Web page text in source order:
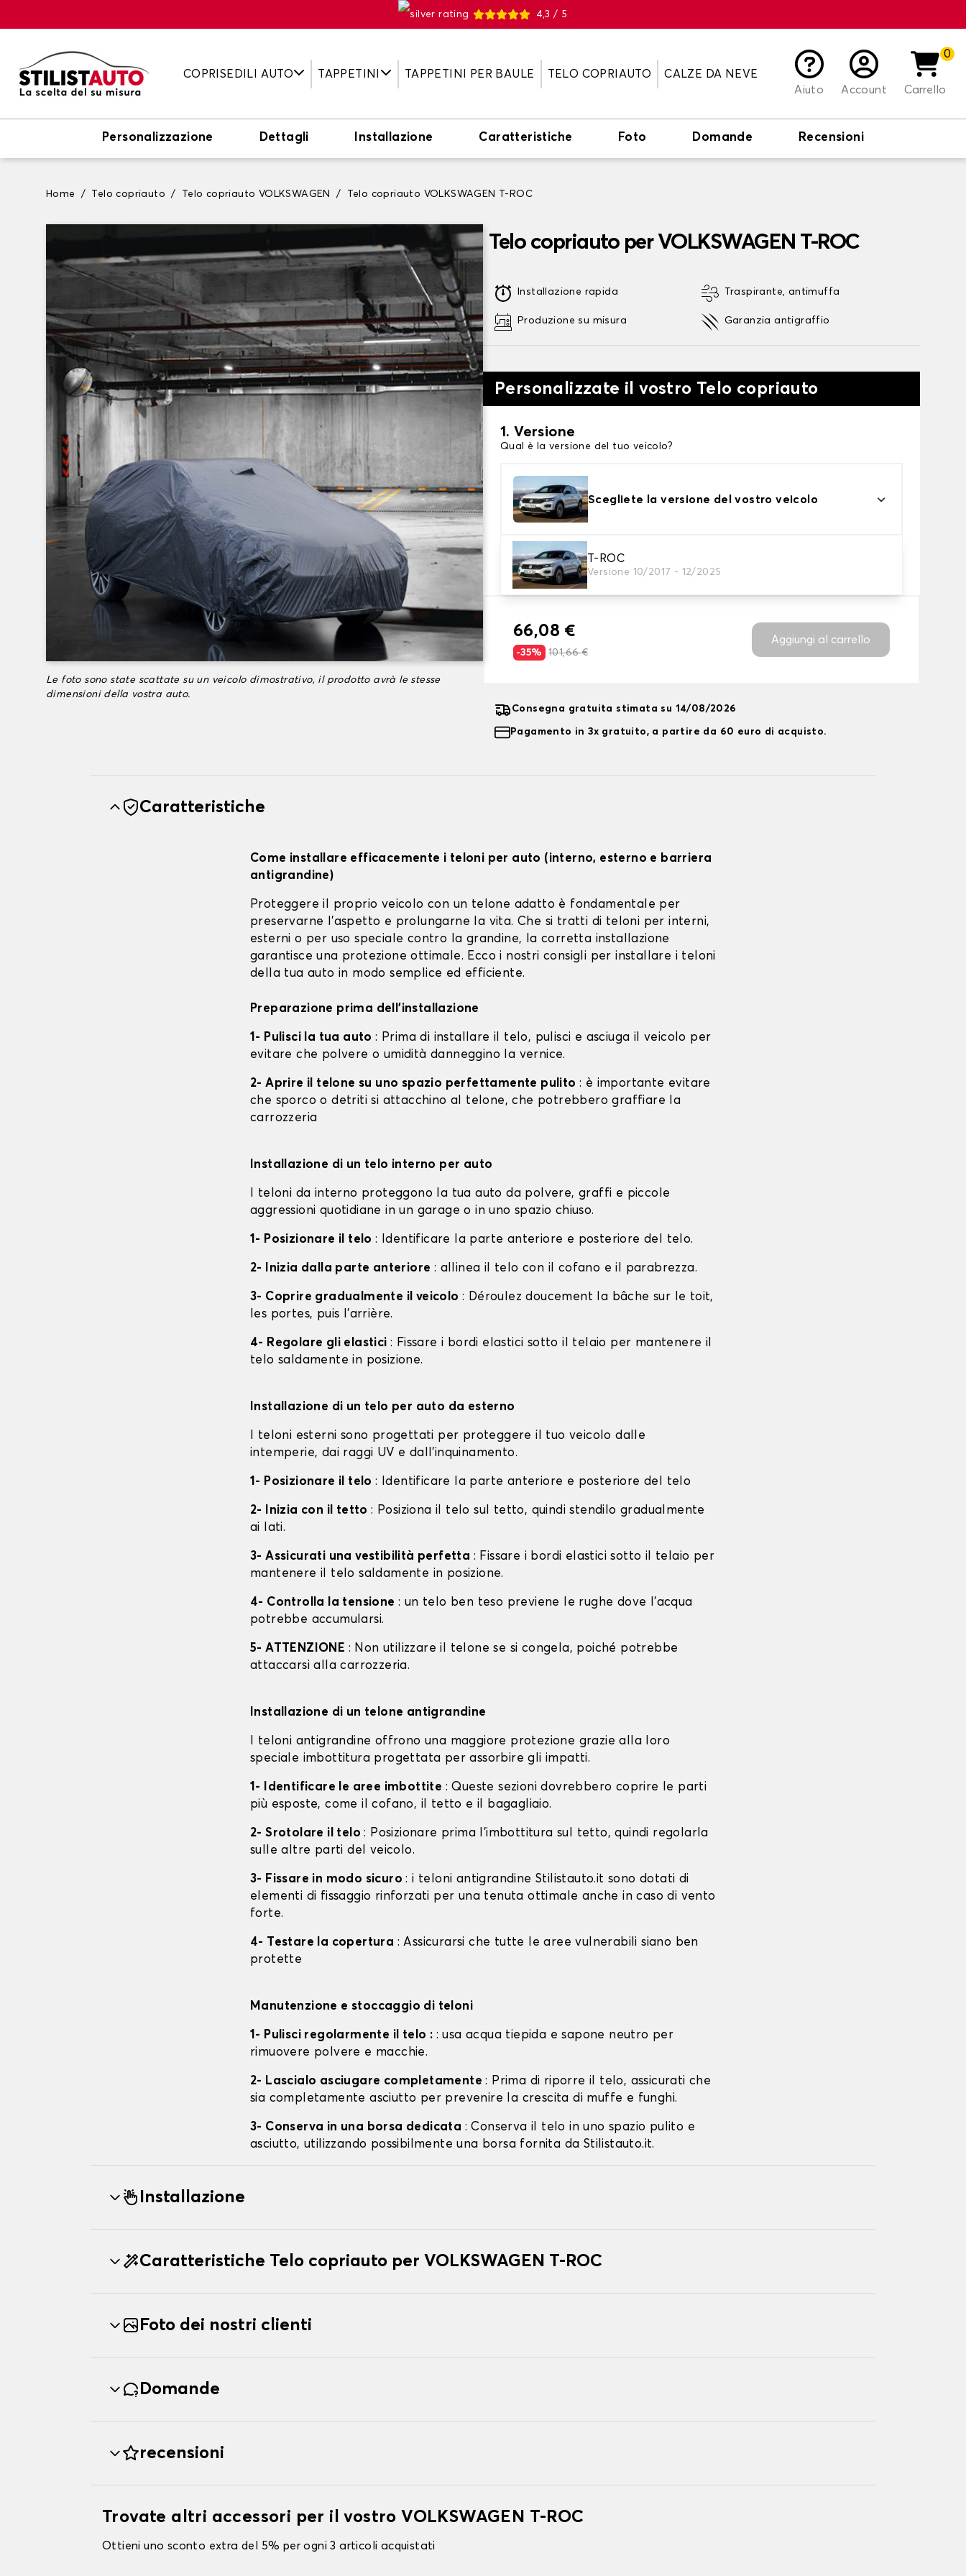
4,3 / 5
COPRISEDILI AUTO TAPPETINI TAPPETINI PER BAULE TELO COPRIAUTO
CALZE DA NEVE
Aiuto
Account
0
Carrello
Personalizzazione Dettagli Installazione Caratteristiche Foto Domande Recensioni
Home Telo copriauto Telo copriauto VOLKSWAGEN Telo copriauto VOLKSWAGEN T-ROC
Le foto sono state scattate su un veicolo dimostrativo, il prodotto avrà le stesse
dimensioni della vostra auto.
Telo copriauto per VOLKSWAGEN T-ROC
Installazione rapida
Produzione su misura
Traspirante, antimuffa
Garanzia antigraffio
Personalizzate il vostro Telo copriauto
1. Versione
Qual è la versione del tuo veicolo?
Scegliete la versione del vostro veicolo
T-ROC
Versione 10/2017 - 12/2025
2. Livello di protezione
Scegli il telo protettivo adatto alle tue esigenze
66,08 €
-35% 101,66 €
Aggiungi al carrello
Consegna gratuita stimata su 14/08/2026
Pagamento in 3x gratuito, a partire da 60 euro di acquisto.
Caratteristiche
Come installare efficacemente i teloni per auto (interno, esterno e barriera
antigrandine)
Proteggere il proprio veicolo con un telone adatto è fondamentale per
preservarne l'aspetto e prolungarne la vita. Che si tratti di teloni per interni,
esterni o per uso speciale contro la grandine, la corretta installazione
garantisce una protezione ottimale. Ecco i nostri consigli per installare i teloni
della tua auto in modo semplice ed efficiente.
Preparazione prima dell'installazione
1- Pulisci la tua auto: Prima di installare il telo, pulisci e asciuga il veicolo per
evitare che polvere o umidità danneggino la vernice.
2- Aprire il telone su uno spazio perfettamente pulito : è importante evitare
che sporco o detriti si attacchino al telone, che potrebbero graffiare la
carrozzeria
Installazione di un telo interno per auto
I teloni da interno proteggono la tua auto da polvere, graffi e piccole
aggressioni quotidiane in un garage o in uno spazio chiuso.
1- Posizionare il telo: Identificare la parte anteriore e posteriore del telo.
2- Inizia dalla parte anteriore : allinea il telo con il cofano e il parabrezza.
3- Coprire gradualmente il veicolo : Déroulez doucement la bâche sur le toit,
les portes, puis l'arrière.
4- Regolare gli elastici : Fissare i bordi elastici sotto il telaio per mantenere il
telo saldamente in posizione.
Installazione di un telo per auto da esterno
I teloni esterni sono progettati per proteggere il tuo veicolo dalle
intemperie, dai raggi UV e dall'inquinamento.
1- Posizionare il telo: Identificare la parte anteriore e posteriore del telo
2- Inizia con il tetto: Posiziona il telo sul tetto, quindi stendilo gradualmente
ai lati.
3- Assicurati una vestibilità perfetta : Fissare i bordi elastici sotto il telaio per
mantenere il telo saldamente in posizione.
4- Controlla la tensione : un telo ben teso previene le rughe dove l'acqua
potrebbe accumularsi.
5- ATTENZIONE : Non utilizzare il telone se si congela, poiché potrebbe
attaccarsi alla carrozzeria.
Installazione di un telone antigrandine
I teloni antigrandine offrono una maggiore protezione grazie alla loro
speciale imbottitura progettata per assorbire gli impatti.
1- Identificare le aree imbottite : Queste sezioni dovrebbero coprire le parti
più esposte, come il cofano, il tetto e il bagagliaio.
2- Srotolare il telo: Posizionare prima l'imbottitura sul tetto, quindi regolarla
sulle altre parti del veicolo.
3- Fissare in modo sicuro: i teloni antigrandine Stilistauto.it sono dotati di
elementi di fissaggio rinforzati per una tenuta ottimale anche in caso di vento
forte.
4- Testare la copertura : Assicurarsi che tutte le aree vulnerabili siano ben
protette
Manutenzione e stoccaggio di teloni
1- Pulisci regolarmente il telo : : usa acqua tiepida e sapone neutro per
rimuovere polvere e macchie.
2- Lascialo asciugare completamente: Prima di riporre il telo, assicurati che
sia completamente asciutto per prevenire la crescita di muffe e funghi.
3- Conserva in una borsa dedicata : Conserva il telo in uno spazio pulito e
asciutto, utilizzando possibilmente una borsa fornita da Stilistauto.it.
Installazione
Caratteristiche Telo copriauto per VOLKSWAGEN T-ROC
Foto dei nostri clienti
Domande
recensioni
Trovate altri accessori per il vostro VOLKSWAGEN T-ROC
Ottieni uno sconto extra del 5% per ogni 3 articoli acquistati